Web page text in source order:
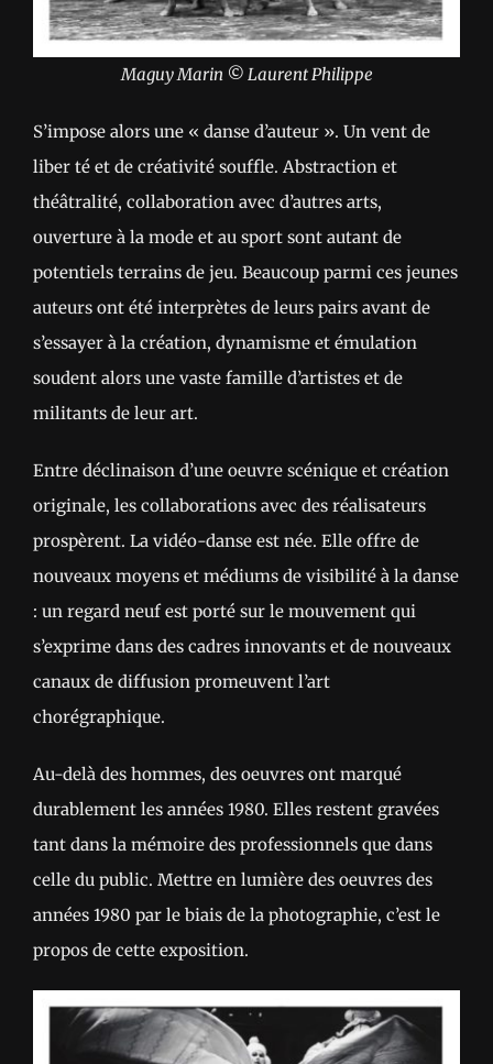
Maguy Marin © Laurent Philippe
S’impose alors une « danse d’auteur ». Un vent de
liber té et de créativité souffle. Abstraction et
théâtralité, collaboration avec d’autres arts,
ouverture à la mode et au sport sont autant de
potentiels terrains de jeu. Beaucoup parmi ces jeunes
auteurs ont été interprètes de leurs pairs avant de
s’essayer à la création, dynamisme et émulation
soudent alors une vaste famille d’artistes et de
militants de leur art.
Entre déclinaison d’une oeuvre scénique et création
originale, les collaborations avec des réalisateurs
prospèrent. La vidéo-danse est née. Elle offre de
nouveaux moyens et médiums de visibilité à la danse
: un regard neuf est porté sur le mouvement qui
s’exprime dans des cadres innovants et de nouveaux
canaux de diffusion promeuvent l’art
chorégraphique.
Au-delà des hommes, des oeuvres ont marqué
durablement les années 1980. Elles restent gravées
tant dans la mémoire des professionnels que dans
celle du public. Mettre en lumière des oeuvres des
années 1980 par le biais de la photographie, c’est le
propos de cette exposition.